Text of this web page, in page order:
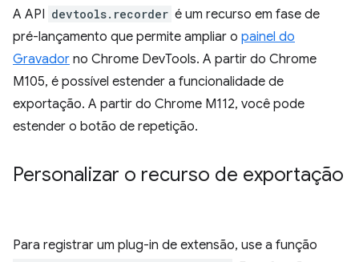
A API devtools.recorder é um recurso em fase de
pré-lançamento que permite ampliar o painel do
Gravador no Chrome DevTools. A partir do Chrome
M105, é possível estender a funcionalidade de
exportação. A partir do Chrome M112, você pode
estender o botão de repetição.
Personalizar o recurso de exportação
Para registrar um plug-in de extensão, use a função